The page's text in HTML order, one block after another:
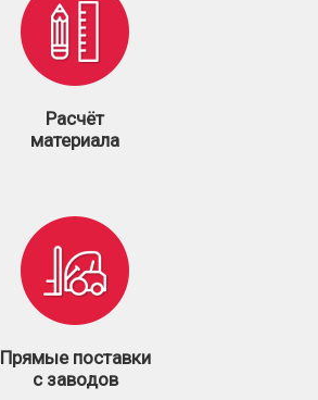
Расчёт
материала
Прямые поставки
с заводов